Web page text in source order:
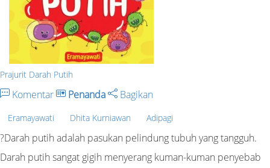
Prajurit Darah Putih
Komentar Penanda Bagikan
Eramayawati Dhita Kurniawan Adipagi
?Darah putih adalah pasukan pelindung tubuh yang tangguh.
Darah putih sangat gigih menyerang kuman-kuman penyebab